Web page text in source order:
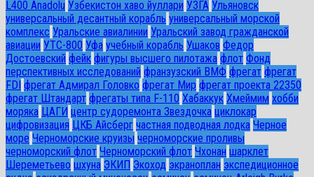
L400 Anadolu Узбекистон хаво йуллари УЗГА Ульяновск
универсальный десантный корабль универсальный морской
комплекс Уральские авиалинии Уральский завод гражданской
авиации УТС-800 Уфа учебный корабль Ушаков Федор
Достоевский фейк фигуры высшего пилотажа флот Фонд
перспективных исследований франзузский ВМФ фрегат фрегат
FDI фрегат Адмирал Головко фрегат Мир фрегат проекта 22350
фрегат Штандарт фрегаты типа F-110 Хабаккук Хмеймим хобби
моряка ЦАГИ центр судоремонта Звездочка циклокар
цифровизация ЦКБ Айсберг частная подводная лодка Черное
море Черноморские круизы черноморские проливы
черноморский флот Черноморский флот Чхонан шарклет
Шереметьево шхуна ЭКИП Экоход экраноплан экспедиционное